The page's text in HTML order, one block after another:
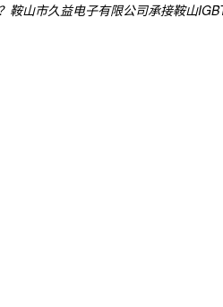
山市久益电子有限公司承接鞍山